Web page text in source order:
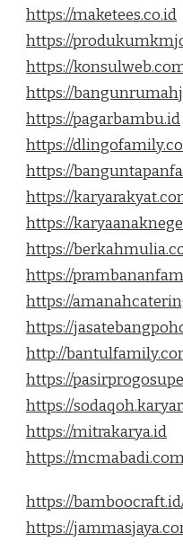
https://maketees.co.id
https://
https://
https://
https://pagarbambu.id
https://
https://
https://
https://
https://
https://
https://
https://
http://
https://
https://
https://mitrakarya.id
https://
https://
https://